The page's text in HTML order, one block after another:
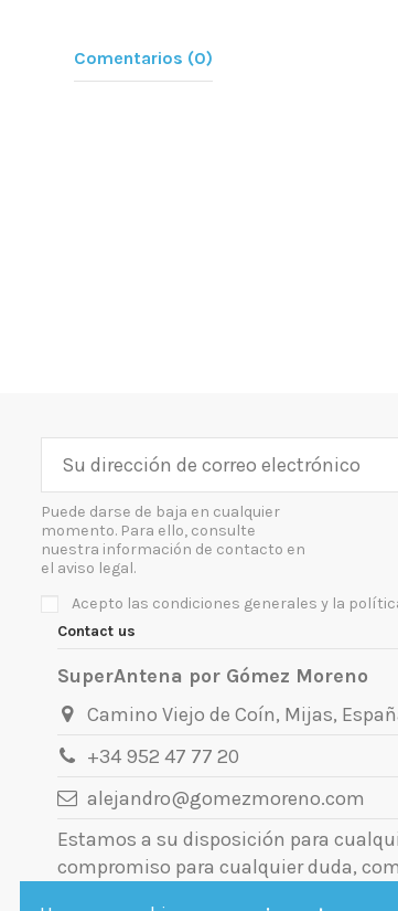
Comentarios (0)
Puede darse de baja en cualquier
momento. Para ello, consulte
nuestra información de contacto en
el aviso legal.
Acepto las condiciones generales y la
Contact us
SuperAntena por Gómez Moreno
Camino Viejo de Coín, Mijas,
+34 952 47 77 20
alejandro@gomezmoreno.com
Estamos a su disposición para
compromiso para cualquier duda,